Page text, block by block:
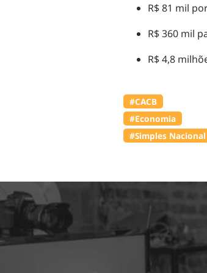
R$ 81 mil
R$ 360 mil
R$ 4,8
#⁠CACB
#Economia
#Simples Nacional